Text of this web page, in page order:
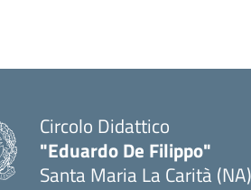
Circolo Didattico
"Eduardo De Filippo"
Santa Maria La Carità (NA)